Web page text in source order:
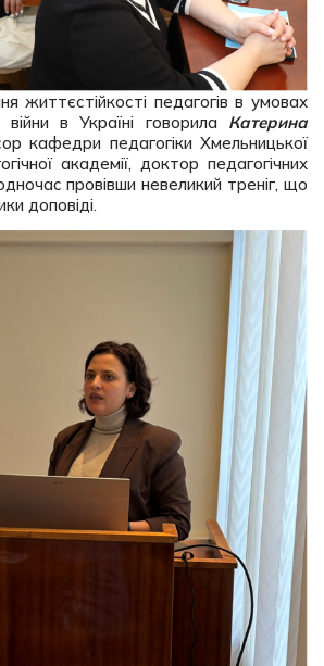
життєстійкості педагогів в умовах
війни в Україні говорила Катерина
кафедри педагогіки Хмельницької
академії, доктор педагогічних
провівши невеликий треніг, що
доповіді.